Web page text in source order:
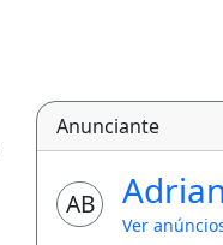
Anunciante
AB
Ver